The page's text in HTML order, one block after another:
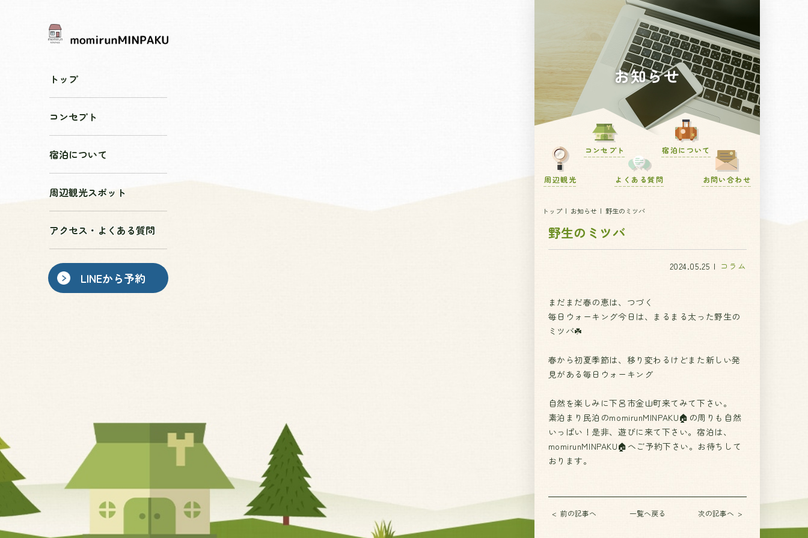
トップ
コンセプト
宿泊について
周辺観光スポット
アクセス・よくある質問
LINEから予約
お知らせ
コンセプト 宿泊について
周辺観光 よくある質問 お問い合わせ
トップ お知らせ 野生のミツバ
野生のミツバ
2024.05.25 コラム
まだまだ春の恵は、つづく
毎日ウォーキング今日は、まるまる太った野生の
ミツバ☘️
春から初夏季節は、移り変わるけどまた新しい発
見がある毎日ウォーキング
自然を楽しみに下呂市金山町来てみて下さい。
素泊まり民泊のmomirunMINPAKU🏠の周りも自然
いっぱい！是非、遊びに来て下さい。宿泊は、
momirunMINPAKU🏠へご予約下さい。お待ちして
おります。
前の記事へ 一覧へ戻る 次の記事へ